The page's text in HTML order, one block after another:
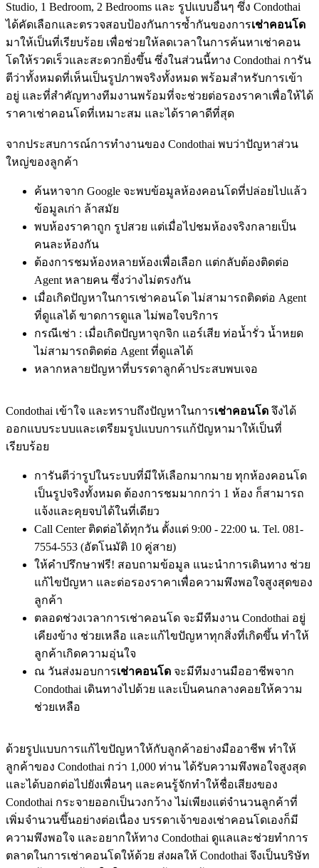
Studio, 1 Bedroom, 2 Bedrooms และ รูปแบบอื่นๆ ซึ่ง Condothai
ได้คัดเลือกและตรวจสอบป้องกันการซ้ำกันของการเช่าคอนโด
มาให้เป็นที่เรียบร้อย เพื่อช่วยให้ลดเวลาในการค้นหาเช่าคอน
โดให้รวดเร็วและสะดวกยิ่งขึ้น ซึ่งในส่วนนี้ทาง Condothai การัน
ตีว่าทั้งหมดที่เห็นเป็นรูปภาพจริงทั้งหมด พร้อมสำหรับการเข้า
อยู่ และที่สำคัญทางทีมงานพร้อมที่จะช่วยต่อรองราคาเพื่อให้ได้
ราคาเช่าคอนโดที่เหมาะสม และได้ราคาดีที่สุด
จากประสบการณ์การทำงานของ Condothai พบว่าปัญหาส่วน
ใหญ่ของลูกค้า
ค้นหาจาก Google จะพบข้อมูลห้องคอนโดที่ปล่อยไปแล้ว
ข้อมูลเก่า ล้าสมัย
พบห้องราคาถูก รูปสวย แต่เมื่อไปชมห้องจริงกลายเป็น
คนละห้องกัน
ต้องการชมห้องหลายห้องเพื่อเลือก แต่กลับต้องติดต่อ
Agent หลายคน ซึ่งว่างไม่ตรงกัน
เมื่อเกิดปัญหาในการเช่าคอนโด ไม่สามารถติดต่อ Agent
ที่ดูแลได้ ขาดการดูแล ไม่พอใจบริการ
กรณีเช่า : เมื่อเกิดปัญหาจุกจิก แอร์เสีย ท่อน้ำรั่ว น้ำหยด
ไม่สามารถติดต่อ Agent ที่ดูแลได้
หลากหลายปัญหาที่บรรดาลูกค้าประสบพบเจอ
Condothai เข้าใจ และทราบถึงปัญหาในการเช่าคอนโด จึงได้
ออกแบบระบบและเตรียมรูปแบบการแก้ปัญหามาให้เป็นที่
เรียบร้อย
การันตีว่ารูปในระบบที่มีให้เลือกมากมาย ทุกห้องคอนโด
เป็นรูปจริงทั้งหมด ต้องการชมมากกว่า 1 ห้อง ก็สามารถ
แจ้งและคุยจบได้ในที่เดียว
Call Center ติดต่อได้ทุกวัน ตั้งแต่ 9:00 - 22:00 น. Tel. 081-
7554-553 (อัตโนมัติ 10 คู่สาย)
ให้คำปรึกษาฟรี! สอบถามข้อมูล แนะนำการเดินทาง ช่วย
แก้ไขปัญหา และต่อรองราคาเพื่อความพึงพอใจสูงสุดของ
ลูกค้า
ตลอดช่วงเวลาการเช่าคอนโด จะมีทีมงาน Condothai อยู่
เคียงข้าง ช่วยเหลือ และแก้ไขปัญหาทุกสิ่งที่เกิดขึ้น ทำให้
ลูกค้าเกิดความอุ่นใจ
ณ วันส่งมอบการเช่าคอนโด จะมีทีมงานมืออาชีพจาก
Condothai เดินทางไปด้วย และเป็นคนกลางคอยให้ความ
ช่วยเหลือ
ด้วยรูปแบบการแก้ไขปัญหาให้กับลูกค้าอย่างมืออาชีพ ทำให้
ลูกค้าของ Condothai กว่า 1,000 ท่าน ได้รับความพึงพอใจสูงสุด
และได้บอกต่อไปยังเพื่อนๆ และคนรู้จักทำให้ชื่อเสียงของ
Condothai กระจายออกเป็นวงกว้าง ไม่เพียงแต่จำนวนลูกค้าที่
เพิ่มจำนวนขึ้นอย่างต่อเนื่อง บรรดาเจ้าของเช่าคอนโดเองก็มี
ความพึงพอใจ และอยากให้ทาง Condothai ดูแลและช่วยทำการ
ตลาดในการเช่าคอนโดให้ด้วย ส่งผลให้ Condothai จึงเป็นบริษัท